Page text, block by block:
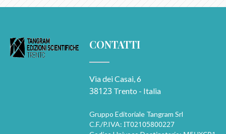
CONTATTI
Via dei Casai, 6
38123 Trento - Italia
Gruppo Editoriale Tangram Srl
C.F./P.IVA: IT02105800227